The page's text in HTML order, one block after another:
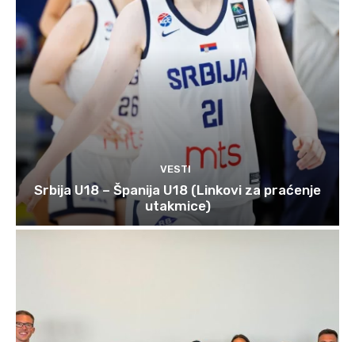
VESTI
Srbija U18 – Španija U18 (Linkovi za praćenje
utakmice)